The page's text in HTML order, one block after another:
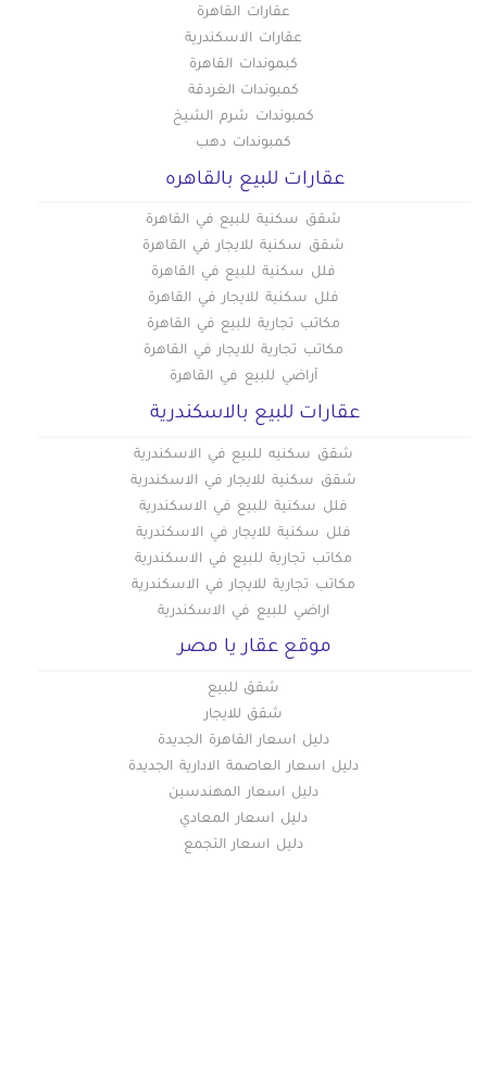
شقق للبيع في الإسماعيلية
شقق للبيع في العبور
شقق للبيع في دمنهور
شقق للبيع في العاشر من رمضان
شقق للبيع في حلوان
شقق للبيع في حدائق الاهرام
شقق للبيع في الفسطاط الجديدة
شقق للبيع في العاصمة الادارية
عقارات القاهرة
عقارات الاسكندرية
كبموندات القاهرة
كمبوندات الغردقة
كمبوندات شرم الشيخ
كمبوندات دهب
عقارات للبيع بالقاهره
شقق سكنية للبيع في القاهرة
شقق سكنية للايجار في القاهرة
فلل سكنية للبيع في القاهرة
فلل سكنية للايجار في القاهرة
مكاتب تجارية للبيع في القاهرة
مكاتب تجارية للايجار في القاهرة
أراضي للبيع في القاهرة
عقارات للبيع بالاسكندرية
شقق سكنيه للبيع في الاسكندرية
شقق سكنية للايجار في الاسكندرية
فلل سكنية للبيع في الاسكندرية
فلل سكنية للايجار في الاسكندرية
مكاتب تجارية للبيع في الاسكندرية
مكاتب تجارية للايجار في الاسكندرية
اراضي للبيع في الاسكندرية
موقع عقار يا مصر
شقق للبيع
شقق للايجار
دليل اسعار القاهرة الجديدة
دليل اسعار العاصمة الادارية الجديدة
دليل اسعار المهندسين
دليل اسعار المعادي
دليل اسعار التجمع